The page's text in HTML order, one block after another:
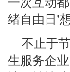
一次互动
绪自由日’
不止于
生服务企